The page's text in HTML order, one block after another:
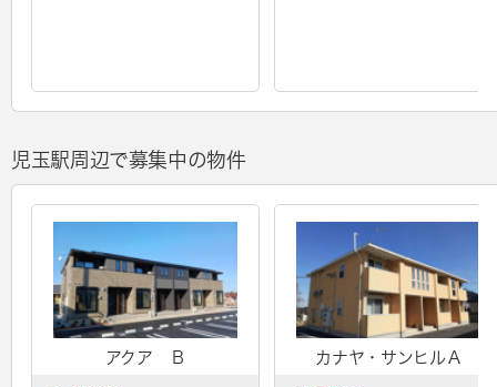
児玉駅周辺で募集中の物件
アクア Ｂ カナヤ・サンヒルＡ